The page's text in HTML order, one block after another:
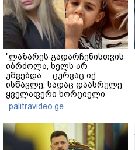
"ლაზარეს გადარჩენისთვის
იბრძოლა, ხელს არ
უშვებდა… ცურვაც იქ
ისწავლე, სადაც დაასრულე
ყველაფერი ხორციელი
ცხოვრებიდან" – რას წერს
ხობში დაღუპული დედა-
შვილის ახლობელი?
palitravideo.ge